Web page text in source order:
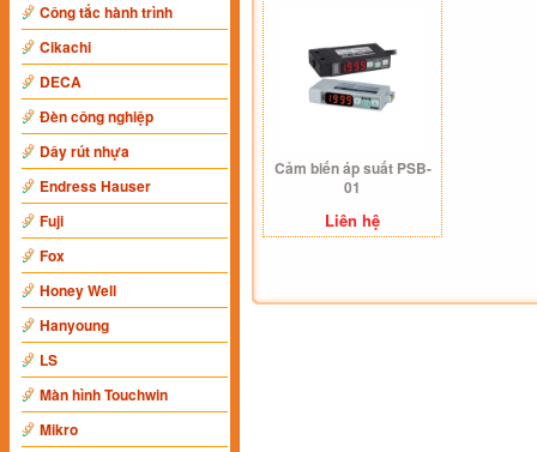
Công tắc hành trình
Cikachi
DECA
Đèn công nghiệp
Dây rút nhựa
Endress Hauser
Fuji
Fox
Honey Well
Hanyoung
LS
Màn hình Touchwin
Mikro
Cảm biến áp suất PSB-
01
Liên hệ